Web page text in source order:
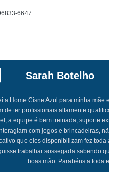
6647
mãe e foi a melhor escolha que
qualificados, tem um valor muito
suporte extraordinário, profissionais
não me preocupei com nada,
fez toda a diferença para que eu
que minha mãe estava em
a toda equipe!!!